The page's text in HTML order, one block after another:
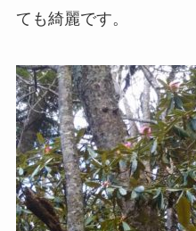
ても綺麗です。